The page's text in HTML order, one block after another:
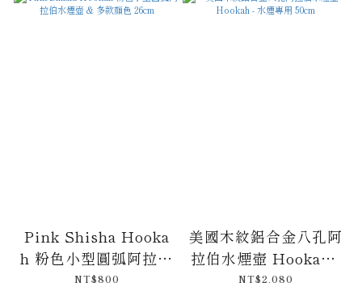
Pink Shisha Hooka
h 粉色小型圓弧阿拉伯
NT$800
美國木紋鋁合金八孔阿
拉伯水煙壺 Hookah -
NT$2,080